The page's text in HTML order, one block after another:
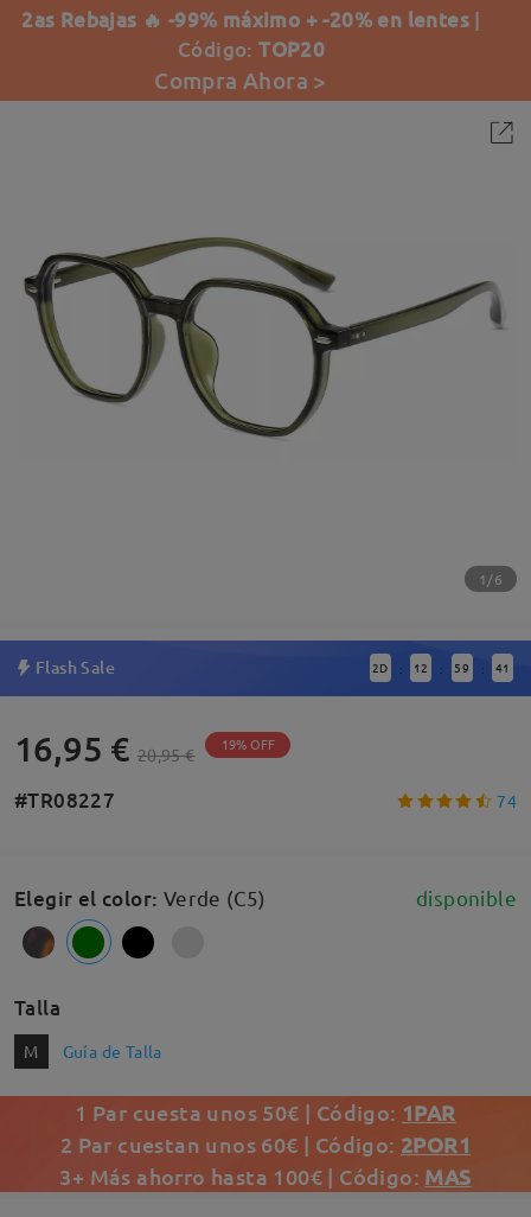
2as Rebajas 🔥 -99% máximo + -20% en lentes |
Código:TOP20
Compra Ahora >
1/6
Flash Sale 2D : 12 : 59 : 41
16,95 € 20,95 € 19% OFF
#TR08227 74
Elegir el color: Verde (C5) disponible
Talla
M Guía de Talla
1 Par cuesta unos 50€ | Código: 1PAR
2 Par cuestan unos 60€ | Código: 2POR1
3+ Más ahorro hasta 100€ | Código: MAS